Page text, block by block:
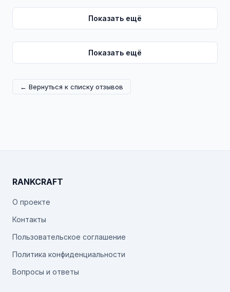
Показать ещё
Показать ещё
← Вернуться к списку отзывов
RANKCRAFT
О проекте
Контакты
Пользовательское соглашение
Политика конфиденциальности
Вопросы и ответы